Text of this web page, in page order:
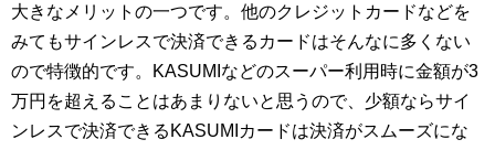
大きなメリットの一つです。他のクレジットカードなどを
みてもサインレスで決済できるカードはそんなに多くない
ので特徴的です。KASUMIなどのスーパー利用時に金額が3
万円を超えることはあまりないと思うので、少額ならサイ
ンレスで決済できるKASUMIカードは決済がスムーズにな